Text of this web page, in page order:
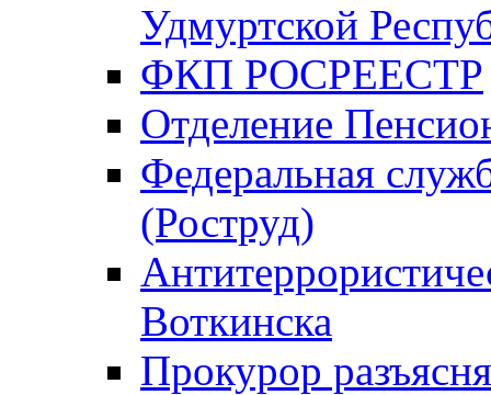
Удмуртской
ФКП РОСРЕЕСТР
Отделение
Федеральная
(Роструд)
Воткинска
Прокурор